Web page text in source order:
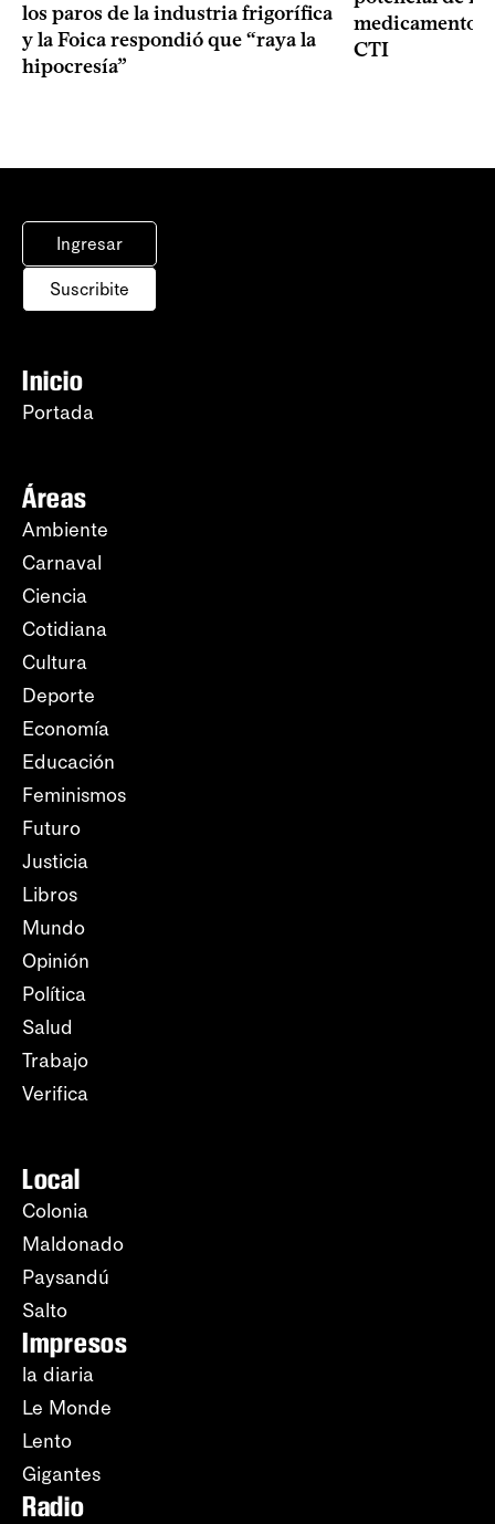
los paros de la industria frigorífica
y la Foica respondió que “raya la
hipocresía”
medicamentos
CTI
Ingresar
Suscribite
Inicio
Portada
Áreas
Ambiente
Carnaval
Ciencia
Cotidiana
Cultura
Deporte
Economía
Educación
Feminismos
Futuro
Justicia
Libros
Mundo
Opinión
Política
Salud
Trabajo
Verifica
Local
Colonia
Maldonado
Paysandú
Salto
Impresos
la diaria
Le Monde
Lento
Gigantes
Radio